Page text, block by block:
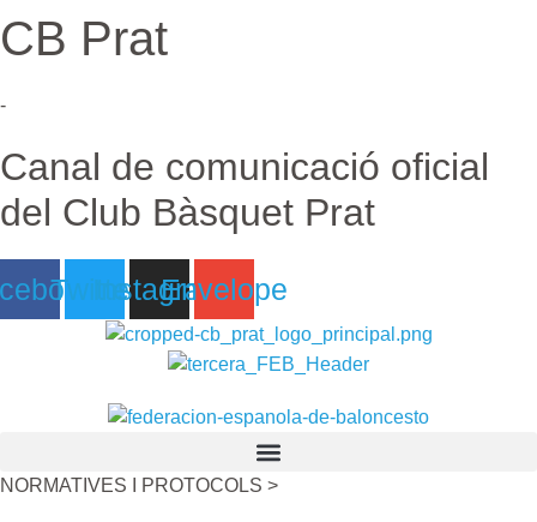
Ir
al
CB Prat
-
Canal de comunicació oficial
del Club Bàsquet Prat
TwitterInstagram
Envelope
NORMATIVES I PROTOCOLS >